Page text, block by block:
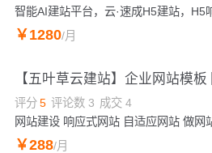
￥1280/月
评分 5 评论数 3 成交 4
￥288/月